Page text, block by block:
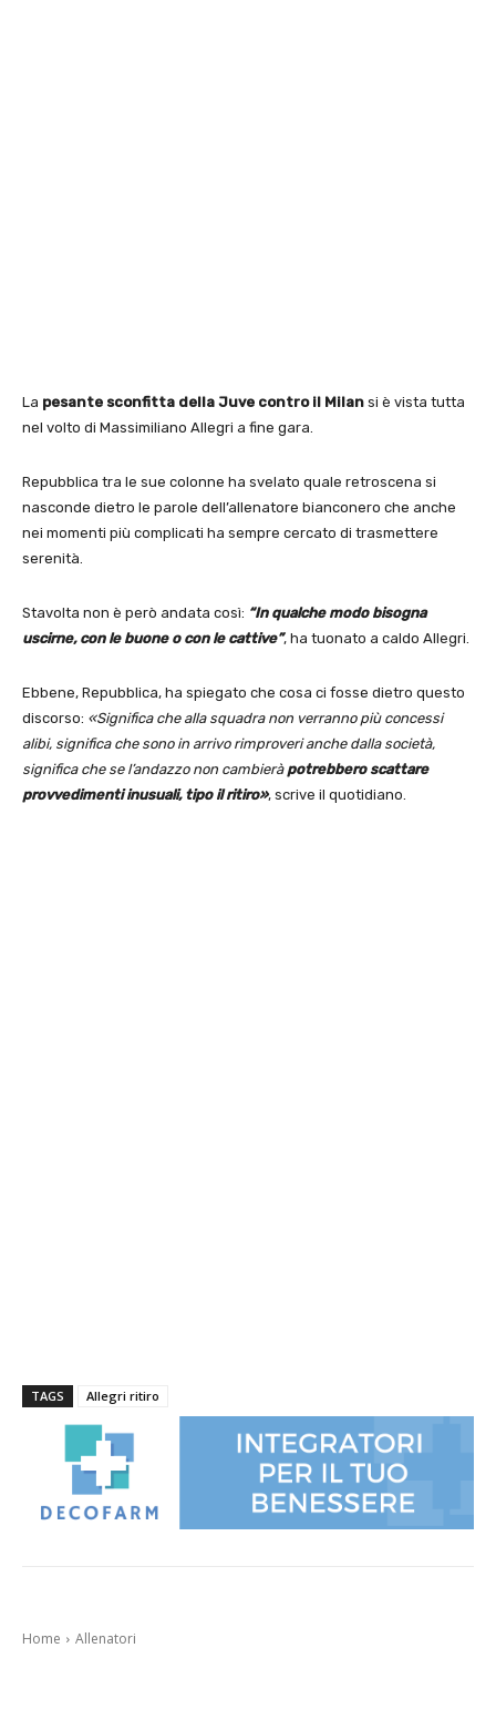
La pesante sconfitta della Juve contro il Milan si è vista tutta
nel volto di Massimiliano Allegri a fine gara.
Repubblica tra le sue colonne ha svelato quale retroscena si
nasconde dietro le parole dell’allenatore bianconero che anche
nei momenti più complicati ha sempre cercato di trasmettere
serenità.
Stavolta non è però andata così: “In qualche modo bisogna
uscirne, con le buone o con le cattive”, ha tuonato a caldo Allegri.
Ebbene, Repubblica, ha spiegato che cosa ci fosse dietro questo
discorso: «Significa che alla squadra non verranno più concessi
alibi, significa che sono in arrivo rimproveri anche dalla società,
significa che se l’andazzo non cambierà potrebbero scattare
provvedimenti inusuali, tipo il ritiro», scrive il quotidiano.
TAGS Allegri ritiro